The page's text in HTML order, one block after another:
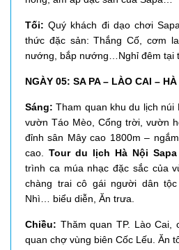
Tối: Quý khách đi dạo chơi
thức đặc sản: Thắng Cố, cơm
nướng, bắp nướng…Nghỉ đêm tại
NGÀY 05: SA PA – LÀO CAI – HÀ
Sáng: Tham quan khu du lịch núi
vườn Táo Mèo, Cổng trời, vườn
đỉnh sân Mây cao 1800m –
cao. Tour du lịch Hà Nội Sapa
trình ca múa nhạc đặc sắc của
chàng trai cô gái người dân tộc
Nhì… biểu diễn, Ăn trưa.
Chiều: Thăm quan TP. Lào Cai,
quan chợ vùng biên Cốc Lếu. Ăn